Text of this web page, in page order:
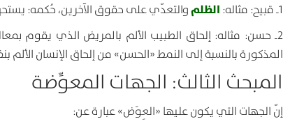
1ـ قبيح: مثاله: الظلموالتعدّي على حقوق الآخرين، حُكمه:
2ـ حسن: مثاله: إلحاق الطبيب الألم بالمريض الذي يقوم
المذكورة بالنسبة إلى النمط «الحسن» من إلحاق الإنسان الألم
المبحث الثالث: الجهات المعوِّضة
إنّ الجهات التي يكون عليها «العِوَض» عبارة عن: